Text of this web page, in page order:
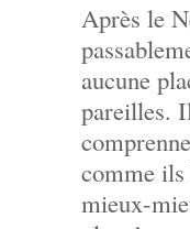
Après le
aucune
pareilles.
comme
mieux-